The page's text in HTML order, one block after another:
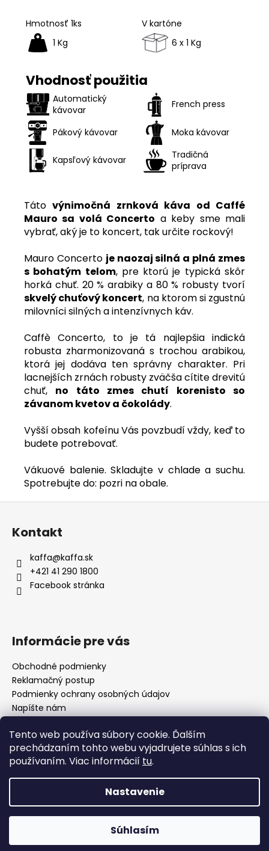
Tento web používa súbory cookie. Ďalším
prechádzaním tohto webu vyjadrujete súhlas s ich
používaním. Viac informácií tu.
Nastavenie
Súhlasím
Hmotnosť 1ks
V kartóne
1 Kg
6 x 1 Kg
Vhodnosť použitia
Automatický
kávovar
French press
Pákový kávovar Moka kávovar
Kapsľový kávovar
Tradičná
príprava
Tátovýnimočná zrnková káva od Caffé
Mauro sa volá Concerto a keby sme mali
vybrať, aký je to koncert, tak určite rockový!
Mauro Concerto je naozaj silná a plná zmes
s bohatým telom, pre ktorú je typická skôr
horká chuť. 20 % arabiky a 80 % robusty tvorí
skvelý chuťový koncert, na ktorom si zgustnú
milovníci silných a intenzívnych káv.
Caffè Concerto, to je tá najlepšia indická
robusta zharmonizovaná s trochou arabikou,
ktorá jej dodáva ten správny charakter. Pri
lacnejších zrnách robusty zväčša cítite drevitú
chuť, no táto zmes chutí korenisto so
závanom kvetov a čokolády.
Vyšší obsah kofeínu Vás povzbudí vždy, keď to
budete potrebovať.
Vákuové balenie. Skladujte v chlade a suchu.
Spotrebujte do: pozri na obale.
Z
Kontakt
kaffa@kaffa.sk
+421 41 290 1800
Facebook stránka
Informácie pre vás
Obchodné podmienky
Reklamačný postup
Podmienky ochrany osobných údajov
Napíšte nám
KAFFA. Všetky práva vyhradené.